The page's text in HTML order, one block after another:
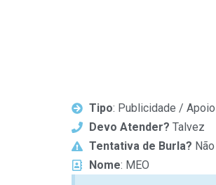
Tipo: Publicidade /
Devo Atender? Talvez
Tentativa de Burla? Não
Nome: MEO